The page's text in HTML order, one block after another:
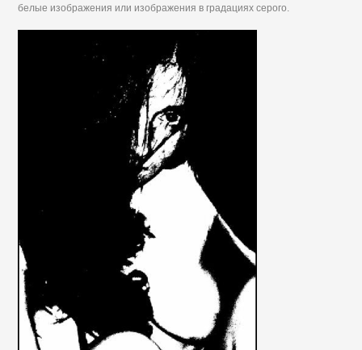
белые изображения или изображения в градациях серого.